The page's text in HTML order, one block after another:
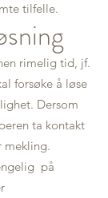
tilfelle.
rimelig tid, jf.
forsøke å løse
Dersom
ta kontakt
mekling.
på